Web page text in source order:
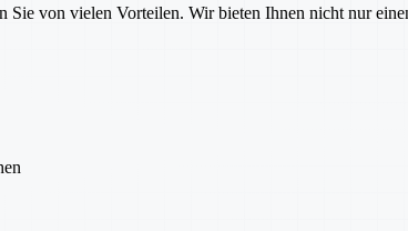
Sie von vielen Vorteilen. Wir bieten Ihnen nicht nur